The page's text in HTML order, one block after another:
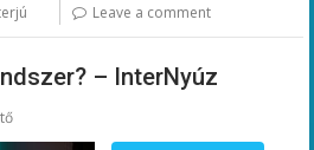
Leave a comment
– InterNyúz